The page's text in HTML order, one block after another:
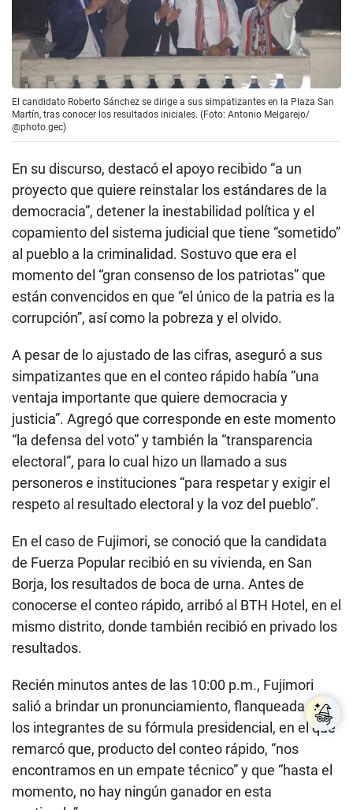
El candidato Roberto Sánchez se dirige a sus simpatizantes en la Plaza San
Martín, tras conocer los resultados iniciales. (Foto: Antonio Melgarejo/
@photo.gec)
En su discurso, destacó el apoyo recibido “a un
proyecto que quiere reinstalar los estándares de la
democracia”, detener la inestabilidad política y el
copamiento del sistema judicial que tiene “sometido”
al pueblo a la criminalidad. Sostuvo que era el
momento del “gran consenso de los patriotas” que
están convencidos en que “el único de la patria es la
corrupción”, así como la pobreza y el olvido.
A pesar de lo ajustado de las cifras, aseguró a sus
simpatizantes que en el conteo rápido había “una
ventaja importante que quiere democracia y
justicia”. Agregó que corresponde en este momento
“la defensa del voto” y también la “transparencia
electoral”, para lo cual hizo un llamado a sus
personeros e instituciones “para respetar y exigir el
respeto al resultado electoral y la voz del pueblo”.
En el caso de Fujimori, se conoció que la candidata
de Fuerza Popular recibió en su vivienda, en San
Borja, los resultados de boca de urna. Antes de
conocerse el conteo rápido, arribó al BTH Hotel, en el
mismo distrito, donde también recibió en privado los
resultados.
Recién minutos antes de las 10:00 p.m., Fujimori
salió a brindar un pronunciamiento, flanqueada por
los integrantes de su fórmula presidencial, en el que
remarcó que, producto del conteo rápido, “nos
encontramos en un empate técnico” y que “hasta el
momento, no hay ningún ganador en esta